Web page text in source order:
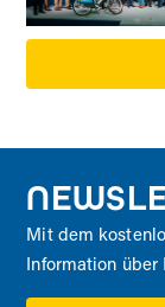
Mit dem
Information